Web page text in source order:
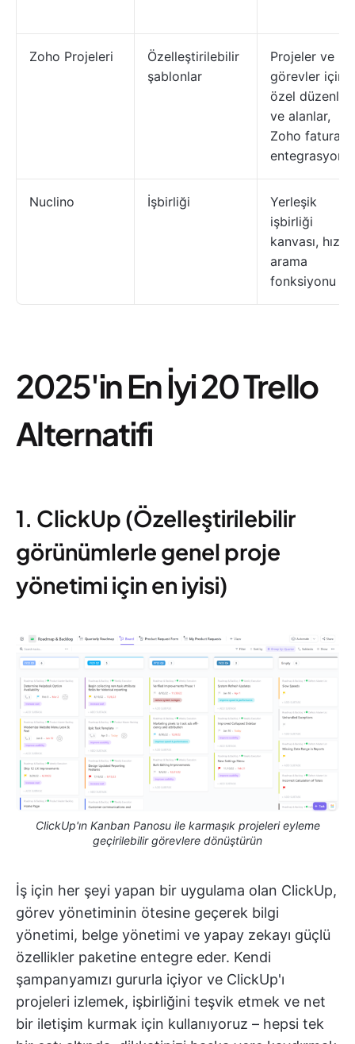
Zoho Projeleri
Özelleştirilebilir
şablonlar
Projeler ve
görevler için
özel düzenler
ve alanlar,
Zoho fatura
entegrasyonu
Nuclino İşbirliği
Yerleşik
işbirliği
kanvası, hızlı
arama
fonksiyonu
2025'in En İyi 20 Trello
Alternatifi
1. ClickUp (Özelleştirilebilir
görünümlerle genel proje
yönetimi için en iyisi)
ClickUp'ın Kanban Panosu ile karmaşık projeleri eyleme
geçirilebilir görevlere dönüştürün
İş için her şeyi yapan bir uygulama olan ClickUp,
görev yönetiminin ötesine geçerek bilgi
yönetimi, belge yönetimi ve yapay zekayı güçlü
özellikler paketine entegre eder. Kendi
şampanyamızı gururla içiyor ve ClickUp'ı
projeleri izlemek, işbirliğini teşvik etmek ve net
bir iletişim kurmak için kullanıyoruz – hepsi tek